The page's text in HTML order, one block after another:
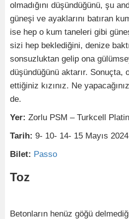
olmadığını düşündüğünü, şu
güneşi ve ayaklarını batıran
ise hep o kum taneleri gibi
sizi hep beklediğini, denize
sonsuzluktan gelip ona
düşündüğünü aktarır. Sonuçta,
ettiğiniz kızınız. Ne
de.
Yer: Zorlu PSM – Turkcell
Tarih: 9- 10- 14- 15 Mayıs
Bilet: Passo
Toz
Betonların henüz göğü